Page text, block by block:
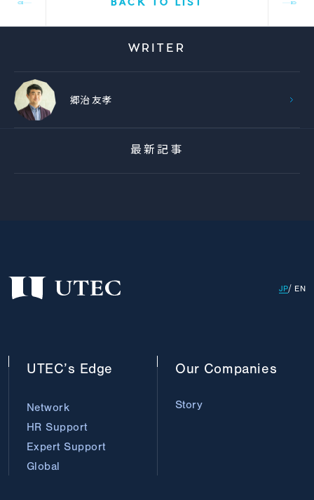
BACK TO LIST
WRITER
郷治 友孝
最新記事
JP EN
UTEC’s Edge
Network
HR Support
Expert Support
Global
Our Companies
Story